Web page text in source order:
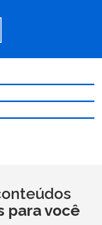
para você